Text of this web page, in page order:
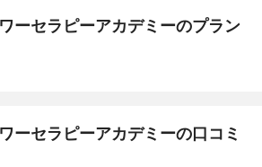
ーセラピーアカデミーのプラン
ーセラピーアカデミーの口コミ